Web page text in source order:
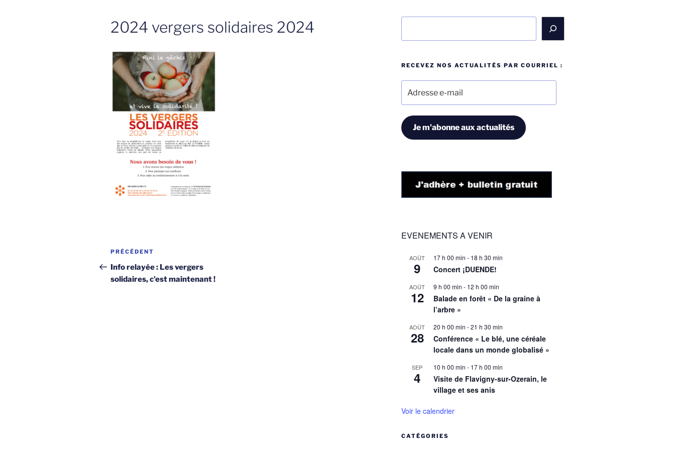
2024 vergers solidaires 2024
Navigation
de
l’article
Article
précédent
PRÉCÉDENT
Info relayée : Les vergers
solidaires, c’est maintenant !
RECEVEZ NOS ACTUALITÉS PAR COURRIEL :
mail
Je m'abonne aux actualités
EVENEMENTS A VENIR
AOÛT
9
17 h 00 min - 18 h 30 min
Concert ¡DUENDE!
AOÛT
12
9 h 00 min - 12 h 00 min
Balade en forêt « De la graine à
l’arbre »
AOÛT
28
20 h 00 min -21 h 30 min
Conférence « Le blé, une céréale
locale dans un monde globalisé »
SEP
4
10 h 00 min - 17 h 00 min
Visite de Flavigny-sur-Ozerain, le
village et ses anis
Voir le calendrier
CATÉGORIES